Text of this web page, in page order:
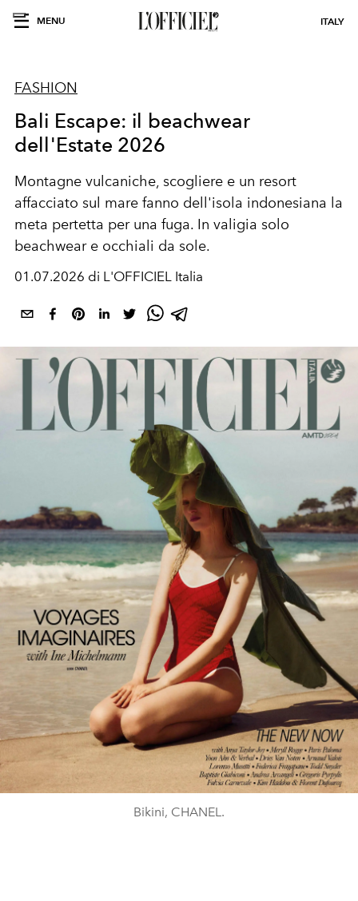
MENU ITALY
FASHION
Bali Escape: il beachwear
dell'Estate 2026
Montagne vulcaniche, scogliere e un resort
affacciato sul mare fanno dell'isola indonesiana la
meta pertetta per una fuga. In valigia solo
beachwear e occhiali da sole.
01.07.2026 di L'OFFICIEL Italia
Bikini, CHANEL.